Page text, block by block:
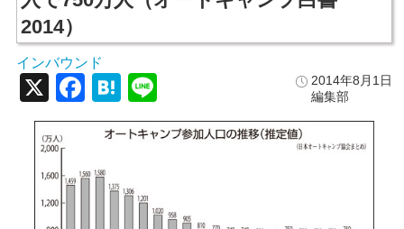
2014）
インバウンド
2014年8月1日
編集部
X Facebook
Hatena